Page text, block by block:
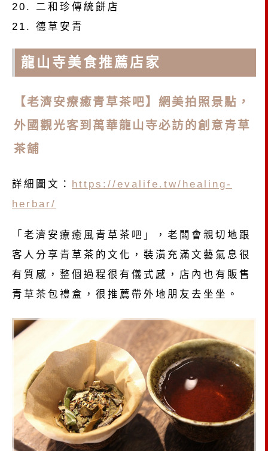
二和珍傳統餅店
德草安青
龍山寺美食推薦店家
【老濟安療癒青草茶吧】網美拍照景點，
外國觀光客到萬華龍山寺必訪的創意青草
茶舖
詳細圖文： https://evalife.tw/healing-
herbar/
「老濟安療癒風青草茶吧」，老闆會親切地跟
客人分享青草茶的文化，裝潢充滿文藝氣息很
有質感，整個過程很有儀式感，店內也有販售
青草茶包禮盒，很推薦帶外地朋友去坐坐。